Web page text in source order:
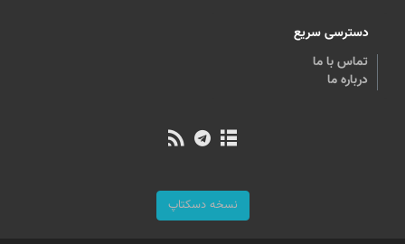
دسترسی سریع
تماس با ما
درباره ما
نسخه دسکتاپ